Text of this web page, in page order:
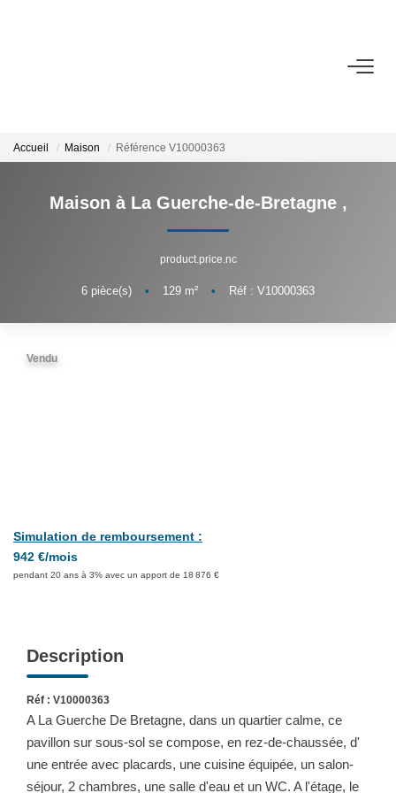
LOCATION
ESTIMATION
Accueil Maison Référence V10000363
Maison à La Guerche-de-Bretagne ,
product.price.nc
6 pièce(s) • 129 m² • Réf : V10000363
Vendu
Simulation de remboursement :
942 €/mois
pendant 20 ans à 3% avec un apport de 18 876 €
Description
Réf : V10000363
A La Guerche De Bretagne, dans un quartier calme, ce
pavillon sur sous-sol se compose, en rez-de-chaussée, d'
une entrée avec placards, une cuisine équipée, un salon-
séjour, 2 chambres, une salle d'eau et un WC. A l'étage, le